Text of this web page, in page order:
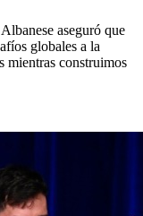
aseguró que
globales a la
mientras construimos